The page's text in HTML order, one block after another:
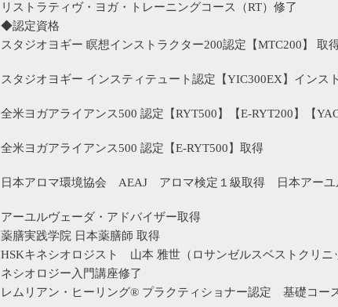
リストラティヴ・ヨガ・トレーニングコース（RT）修了
◆認定資格
スタジオヨギー 瞑想インストラクター200認定【MTC200】 取
スタジオヨギー インスティテュート認定【YIC300EX】インス
全米ヨガアライアンス500 認定【RYT500】【E-RYT200】【
全米ヨガアライアンス500 認定【E-RYT500】取得
日本アロマ環境協会 AEAJ アロマ検定１級取得 日本アーユ
アーユルヴェーダ・アドバイザー取得
薬膳実践学院 日本薬膳師 取得
HSKキネシオロジスト 山本 雅世（ロサンゼルスベストクリ
ネシオロジー入門講座修了
レムリアン・ヒーリング® プラクティショナー認定 基礎コー